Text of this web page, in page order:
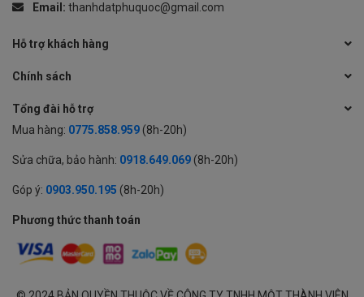
Email: thanhdatphuquoc@gmail.com
Hỗ trợ khách hàng
Chính sách
Tổng đài hỗ trợ
Mua hàng: 0775.858.959 (8h-20h)
Sửa chữa, bảo hành: 0918.649.069 (8h-20h)
Góp ý: 0903.950.195 (8h-20h)
Phương thức thanh toán